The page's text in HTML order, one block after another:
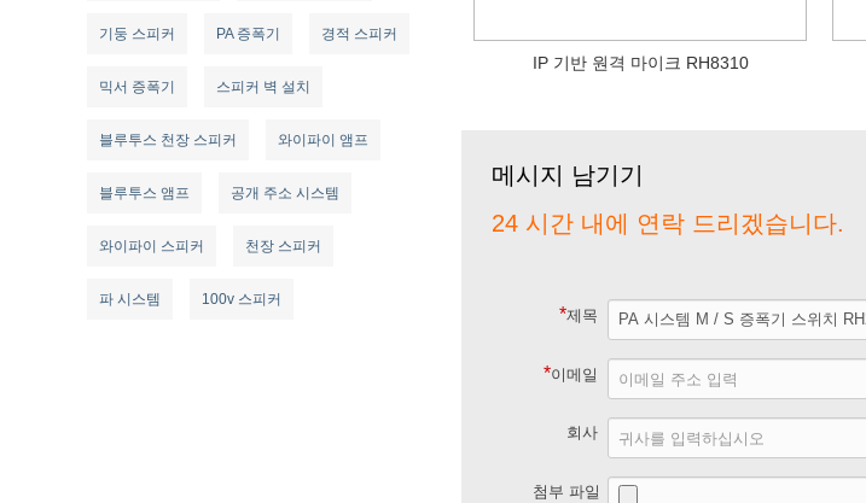
기둥 스피커 PA 증폭기 경적 스피커
믹서 증폭기 스피커 벽 설치
블루투스 천장 스피커 와이파이 앰프
블루투스 앰프 공개 주소 시스템
와이파이 스피커 천장 스피커
파 시스템 100v 스피커
IP 기반 원격 마이크 RH8310
메시지 남기기
24 시간 내에 연락 드리겠습니다.
*제목
*이메일
회사
첨부 파일